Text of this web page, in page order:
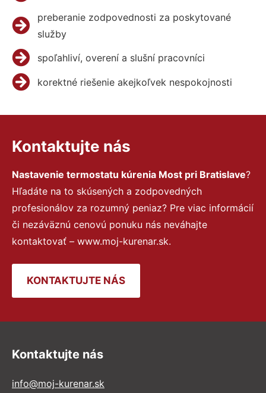
preberanie zodpovednosti za poskytované
služby
spoľahliví, overení a slušní pracovníci
korektné riešenie akejkoľvek nespokojnosti
Kontaktujte nás
Nastavenie termostatu kúrenia Most pri Bratislave?
Hľadáte na to skúsených a zodpovedných
profesionálov za rozumný peniaz? Pre viac informácií
či nezáväznú cenovú ponuku nás neváhajte
kontaktovať – www.moj-kurenar.sk.
KONTAKTUJTE NÁS
Kontaktujte nás
info@moj-kurenar.sk